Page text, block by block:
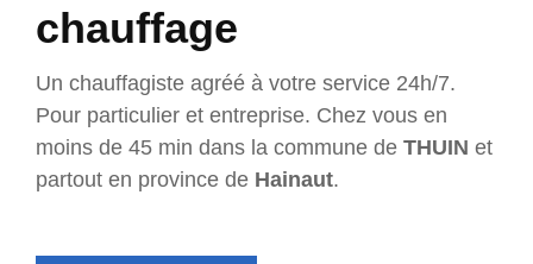
chauffage
Un chauffagiste agréé à votre service 24h/7.
Pour particulier et entreprise. Chez vous en
moins de 45 min dans la commune de THUIN et
partout en province de Hainaut.